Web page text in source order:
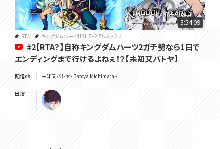
3:54:09
RTA キングダムハーツHD1.5+2.5リミックス
#2【RTA？】自称キングダムハーツ2ガチ勢なら1日で
エンディングまで行けるよねぇ！？【未知又バトヤ】
配信ch 未知又バトヤ - Batoya Michimata -
出演